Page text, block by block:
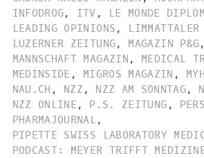
INFODROG, ITV , LE MONDE
LEADING OPINIONS ,
LUZERNER ZEITUNG, MAGAZIN P&G,
MANNSCHAFT MAGAZIN , MEDICAL
MEDINSIDE , MIGROS MAGAZIN ,
NAU.CH , NZZ , NZZ AM SONNTAG,
NZZ ONLINE , P.S. ZEITUNG ,
PHARMAJOURNAL ,
PIPETTE SWISS LABORATORY
PODCAST: MEYER TRIFFT